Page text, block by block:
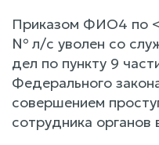
Приказом ФИО4 по
№ л/с уволен со
дел по пункту 9
Федерального
совершением
сотрудника органов